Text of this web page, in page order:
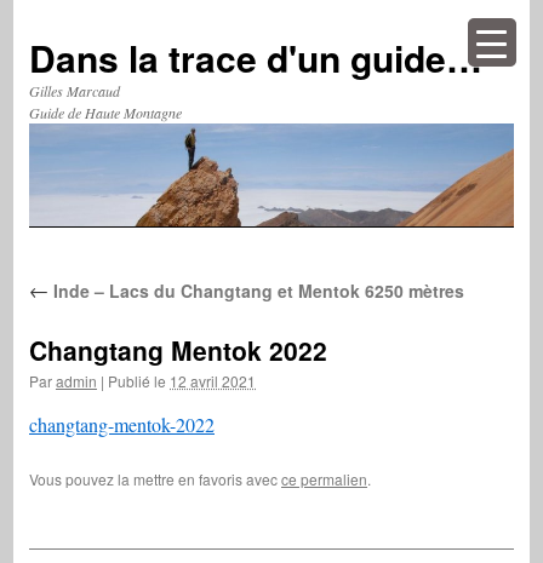
contenu
Dans la trace d'un guide…
Gilles Marcaud
Guide de Haute Montagne
← Inde – Lacs du Changtang et Mentok 6250 mètres
Changtang Mentok 2022
Paradmin | Publié le 12 avril 2021
changtang-mentok-2022
Vous pouvez la mettre en favoris avecce permalien.